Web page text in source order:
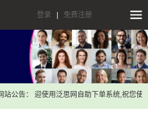
登录 免费注册
公告： 迎使用泛思网自助下单系统,祝您使用